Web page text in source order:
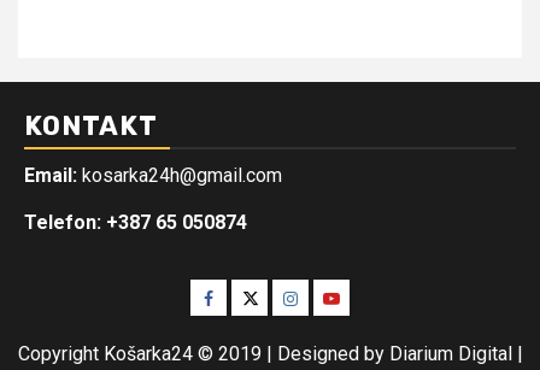
KONTAKT
Email: kosarka24h@gmail.com
Telefon: +387 65 050874
Facebook
TwitterInstagram
Youtube
Copyright Košarka24 © 2019 | Designed by Diarium Digital